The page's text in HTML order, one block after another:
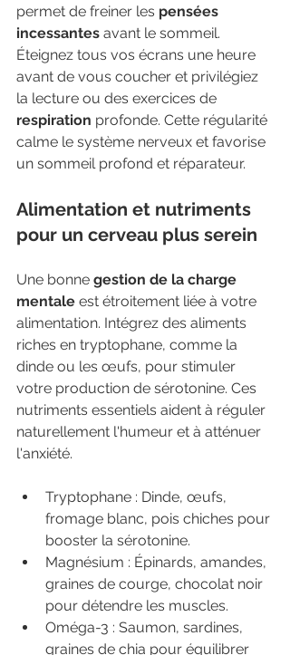
permet de freiner les pensées
incessantes avant le sommeil.
Éteignez tous vos écrans une heure
avant de vous coucher et privilégiez
la lecture ou des exercices de
respiration profonde. Cette régularité
calme le système nerveux et favorise
un sommeil profond et réparateur.
Alimentation et nutriments
pour un cerveau plus serein
Une bonne gestion de la charge
mentale est étroitement liée à votre
alimentation. Intégrez des aliments
riches en tryptophane, comme la
dinde ou les œufs, pour stimuler
votre production de sérotonine. Ces
nutriments essentiels aident à réguler
naturellement l'humeur et à atténuer
l'anxiété.
Tryptophane : Dinde, œufs,
fromage blanc, pois chiches pour
booster la sérotonine.
Magnésium : Épinards, amandes,
graines de courge, chocolat noir
pour détendre les muscles.
Oméga-3 : Saumon, sardines,
graines de chia pour équilibrer